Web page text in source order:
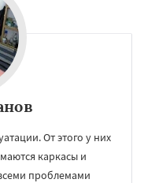
От этого у них
каркасы и
проблемами